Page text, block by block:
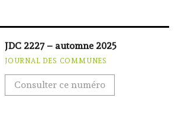
JDC 2227 – automne 2025
JOURNAL DES COMMUNES
Consulter ce numéro